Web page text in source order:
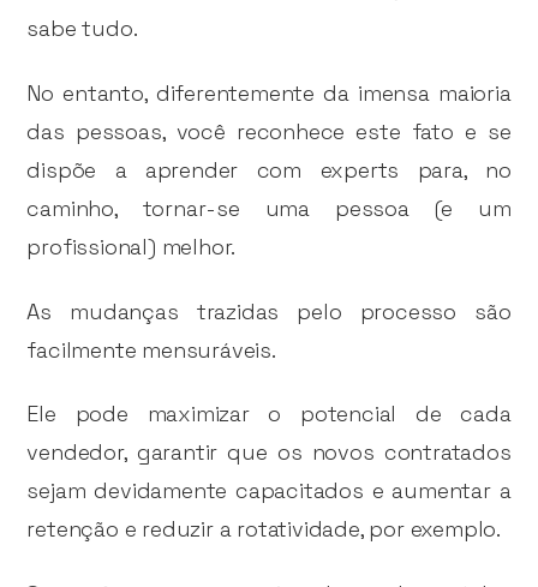
sabe tudo.
No entanto, diferentemente da imensa maioria
das pessoas, você reconhece este fato e se
dispõe a aprender com experts para, no
caminho, tornar-se uma pessoa (e um
profissional) melhor.
As mudanças trazidas pelo processo são
facilmente mensuráveis.
Ele pode maximizar o potencial de cada
vendedor, garantir que os novos contratados
sejam devidamente capacitados e aumentar a
retenção e reduzir a rotatividade, por exemplo.